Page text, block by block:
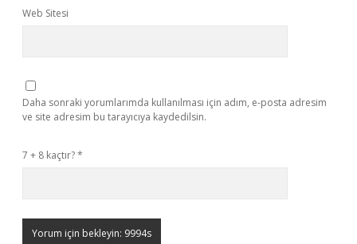
Web Sitesi
Daha sonraki yorumlarımda kullanılması için adım, e-posta adresim
ve site adresim bu tarayıcıya kaydedilsin.
7 + 8 kaçtır?*